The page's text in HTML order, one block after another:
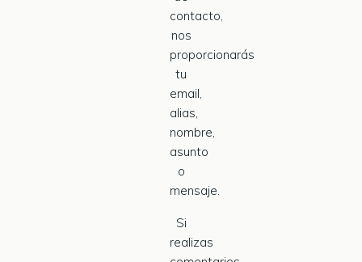
contacto,
nos
proporcionarás
tu
email,
alias,
nombre,
asunto
o
mensaje.
Si
realizas